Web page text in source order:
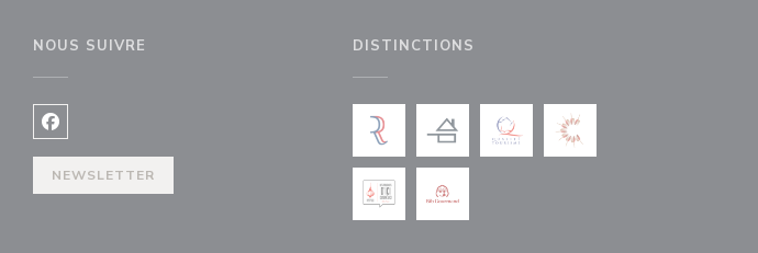
NOUS SUIVRE
Facebook ((ouvre une nouvelle fenêtre))
NEWSLETTER
DISTINCTIONS